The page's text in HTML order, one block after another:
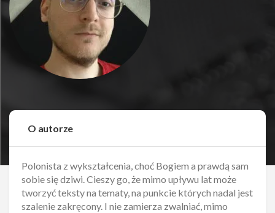
O autorze
Polonista z wykształcenia, choć Bogiem a prawdą sam
sobie się dziwi. Cieszy go, że mimo upływu lat może
tworzyć teksty na tematy, na punkcie których nadal jest
szalenie zakręcony. I nie zamierza zwalniać, mimo